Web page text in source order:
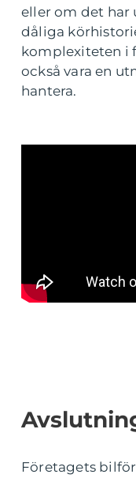
eller om det har
dåliga
komplexiteten i
också vara en
hantera.
Företagets